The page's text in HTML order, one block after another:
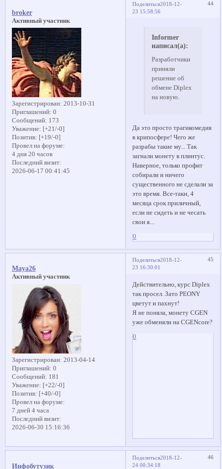
Поделиться 44
2018-12-
23 15:58:56
broker
Активный участник
Зарегистрирован: 2013-10-31
Приглашений: 0
Сообщений: 173
Уважение: [+21/-0]
Позитив: [+19/-0]
Провел на форуме:
4 дня 20 часов
Последний визит:
2026-06-17 00:41:45
Informer
написал(а):
Разработчики
приняли
решение об
обмене Diplex
на новую.
Да это просто трагикомедия
в крипосфере! Чего же
разрабы такие му... Так
загнали монету в плинтус.
Наверное, только профит
собирали и ничего
существенного не сделали за
это время. Все-таки, 4
месяца срок приличный,
если не сидеть и не чесать
свои я...
0
Поделиться 45
2018-12-
23 16:30:01
Maya26
Активный участник
Зарегистрирован: 2013-04-14
Приглашений: 0
Сообщений: 181
Уважение: [+22/-0]
Позитив: [+40/-0]
Провел на форуме:
7 дней 4 часа
Последний визит:
2026-06-30 15:16:36
Действительно, курс Diplex
так просел. Зато PEONY
цветут и пахнут!
Я не поняла, монету CGEN
уже обменяли на CGENcore?
0
Поделиться 46
2018-12-
24 00:34:18
Инфобутузик